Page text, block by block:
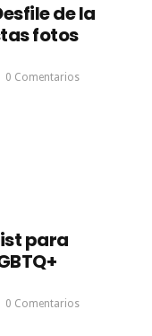
de la
fotos
0 Comentarios
para
0 Comentarios